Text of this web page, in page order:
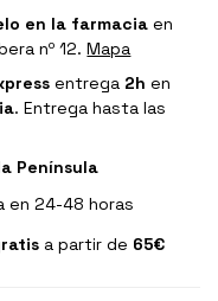
en la farmacia en
nº 12.Mapa
entrega 2h en
. Entrega hasta las
Península
en 24-48 horas
a partir de 65€